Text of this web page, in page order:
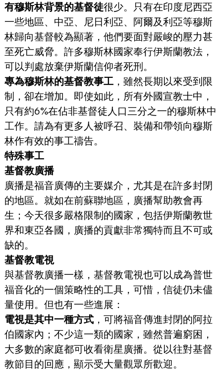
有穆斯林背景的基督徒很少。只有在印度尼西亞
一些地區、中亞、尼日利亞、阿爾及利亞等穆斯
林歸向基督較為顯著，他們要面對嚴峻的壓力甚
至死亡威脅。許多穆斯林國家奉行伊斯蘭教法，
可以判處放棄伊斯蘭信仰者死刑。
專為穆斯林的基督教事工，雖然長期以來受到限
制，卻在增加。即使如此，所有外國宣教士中，
只有約6%在佔非基督徒人口三分之一的穆斯林中
工作。請為有更多人被呼召、裝備和帶領向穆斯
林作有效的事工禱告。
特殊事工
基督教廣播
廣播是福音廣傳的主要媒介，尤其是在許多封閉
的地區。就如在前蘇聯地區，廣播幫助教會再
生；今天很多嚴格限制的國家，包括伊斯蘭教世
界和東亞各國，廣播的貢獻非常獨特而且不可或
缺的。
基督教電視
與基督教廣播一樣，基督教電視也可以成為普世
福音化的一個策略性的工具，可惜，信徒仍未儘
量使用。但也有一些進展：
電視是其中一種方式，可將福音傳進封閉的阿拉
伯國家內；不少這一類的國家，雖然普遍窮困，
大多數的家庭都可收看衛星廣播。從以往對基督
教節目的回應，顯示受大量觀眾所歡迎。